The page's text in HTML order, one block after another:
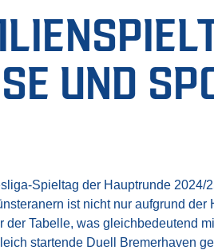
UND
Spieltag der Hauptrunde
ist nicht nur aufgrund
der Tabelle, was gleichbedeutend
startende Duell Bremerhaven